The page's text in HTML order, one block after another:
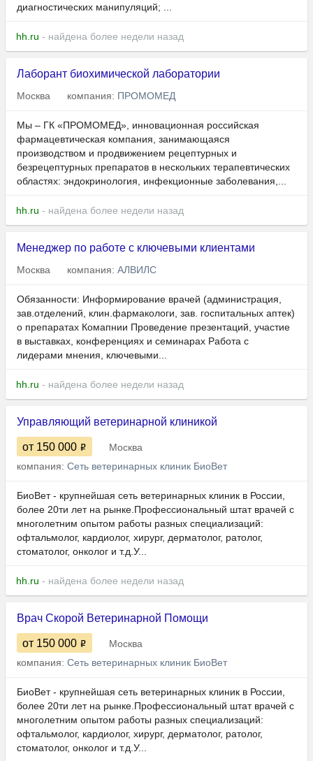
диагностических манипуляций; ...
hh.ru - найдена более недели назад
Лаборант биохимической лаборатории
Москва компания: ПРОМОМЕД
Мы – ГК «ПРОМОМЕД», инновационная российская
фармацевтическая компания, занимающаяся
производством и продвижением рецептурных и
безрецептурных препаратов в нескольких терапевтических
областях: эндокринология, инфекционные заболевания,...
hh.ru - найдена более недели назад
Менеджер по работе с ключевыми клиентами
Москва компания: АЛВИЛС
Обязанности: Информирование врачей (администрация,
зав.отделений, клин.фармакологи, зав. госпитальных аптек)
о препаратах Комапнии Проведение презентаций, участие
в выставках, конференциях и семинарах Работа с
лидерами мнения, ключевыми...
hh.ru - найдена более недели назад
Управляющий ветеринарной клиникой
от 150 000
Москва
компания: Сеть ветеринарных клиник БиоВет
БиоВет - крупнейшая сеть ветеринарных клиник в России,
более 20ти лет на рынке.Профессиональный штат врачей с
многолетним опытом работы разных специализаций:
офтальмолог, кардиолог, хирург, дерматолог, ратолог,
стоматолог, онколог и т.д.У...
hh.ru - найдена более недели назад
Врач Скорой Ветеринарной Помощи
от 150 000
Москва
компания: Сеть ветеринарных клиник БиоВет
БиоВет - крупнейшая сеть ветеринарных клиник в России,
более 20ти лет на рынке.Профессиональный штат врачей с
многолетним опытом работы разных специализаций:
офтальмолог, кардиолог, хирург, дерматолог, ратолог,
стоматолог, онколог и т.д.У...